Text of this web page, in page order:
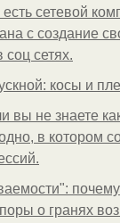
сетевой
с создание
сетях.
косы и
вы не знаете
в котором
о гранях